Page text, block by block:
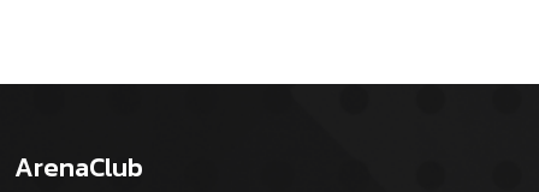
ArenaClub